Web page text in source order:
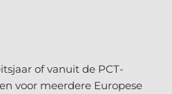
of vanuit de PCT-
voor meerdere Europese